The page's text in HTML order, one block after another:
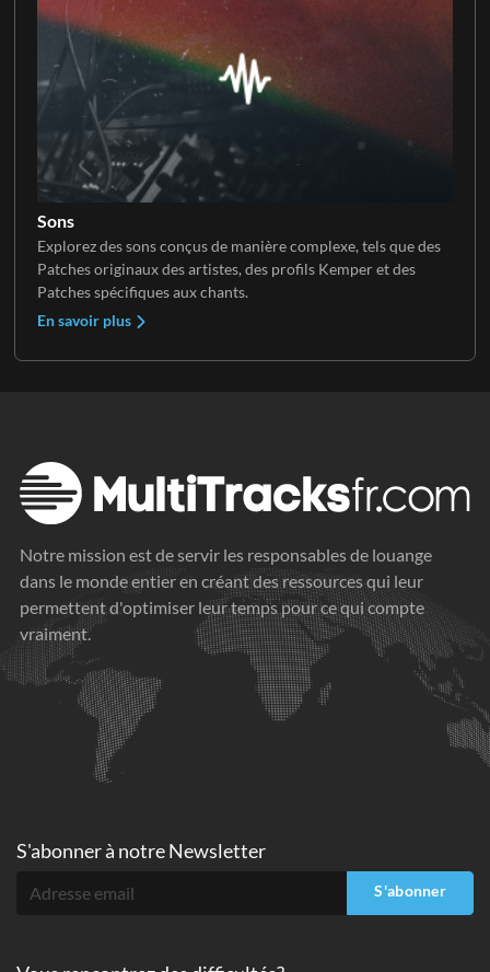
Sons
Explorez des sons conçus de manière complexe, tels que des
Patches originaux des artistes, des profils Kemper et des
Patches spécifiques aux chants.
En savoir plus
Notre mission est de servir les responsables de louange
dans le monde entier en créant des ressources qui leur
permettent d'optimiser leur temps pour ce qui compte
vraiment.
S'abonner à notre Newsletter
S'abonner